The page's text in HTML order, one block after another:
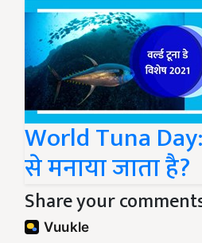
World Tuna
से मनाया जाता है?
Share your